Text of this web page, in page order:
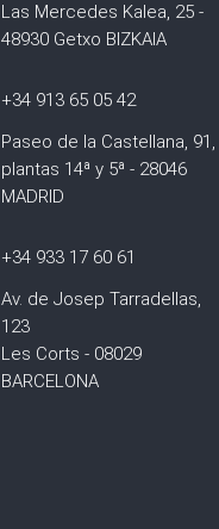
Las Mercedes Kalea, 25 -
48930 Getxo BIZKAIA
+34 913 65 05 42
Paseo de la Castellana, 91,
plantas 14ª y 5ª - 28046
MADRID
+34 933 17 60 61
Av. de Josep Tarradellas,
123
Les Corts - 08029
BARCELONA